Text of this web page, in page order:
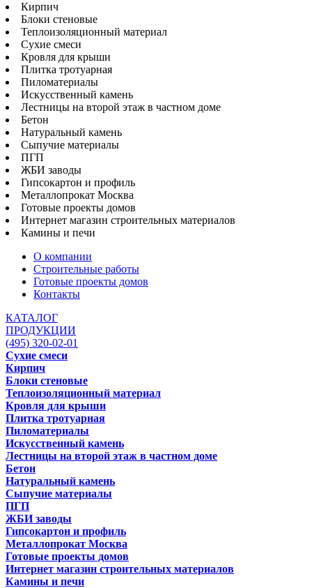
Кирпич
Блоки стеновые
Теплоизоляционный материал
Сухие смеси
Кровля для крыши
Плитка тротуарная
Пиломатериалы
Искусственный камень
Лестницы на второй этаж в частном доме
Бетон
Натуральный камень
Сыпучие материалы
ПГП
ЖБИ заводы
Гипсокартон и профиль
Металлопрокат Москва
Готовые проекты домов
Интернет магазин строительных материалов
Камины и печи
О компании
Строительные работы
Готовые проекты домов
Контакты
КАТАЛОГ
ПРОДУКЦИИ
(495) 320-02-01
Сухие смеси
Кирпич
Блоки стеновые
Теплоизоляционный материал
Кровля для крыши
Плитка тротуарная
Пиломатериалы
Искусственный камень
Лестницы на второй этаж в частном доме
Бетон
Натуральный камень
Сыпучие материалы
ПГП
ЖБИ заводы
Гипсокартон и профиль
Металлопрокат Москва
Готовые проекты домов
Интернет магазин строительных материалов
Камины и печи